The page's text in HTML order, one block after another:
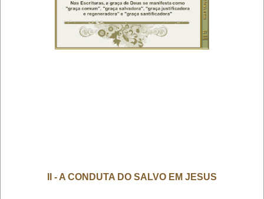
II - A CONDUTA DO SALVO EM JESUS